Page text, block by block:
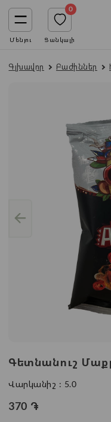
Մենյու
0
Ցանկալի
Գլխավոր Բաժիններ
Գետնանուշ
Վարկանիշ : 5.0
370 ֏